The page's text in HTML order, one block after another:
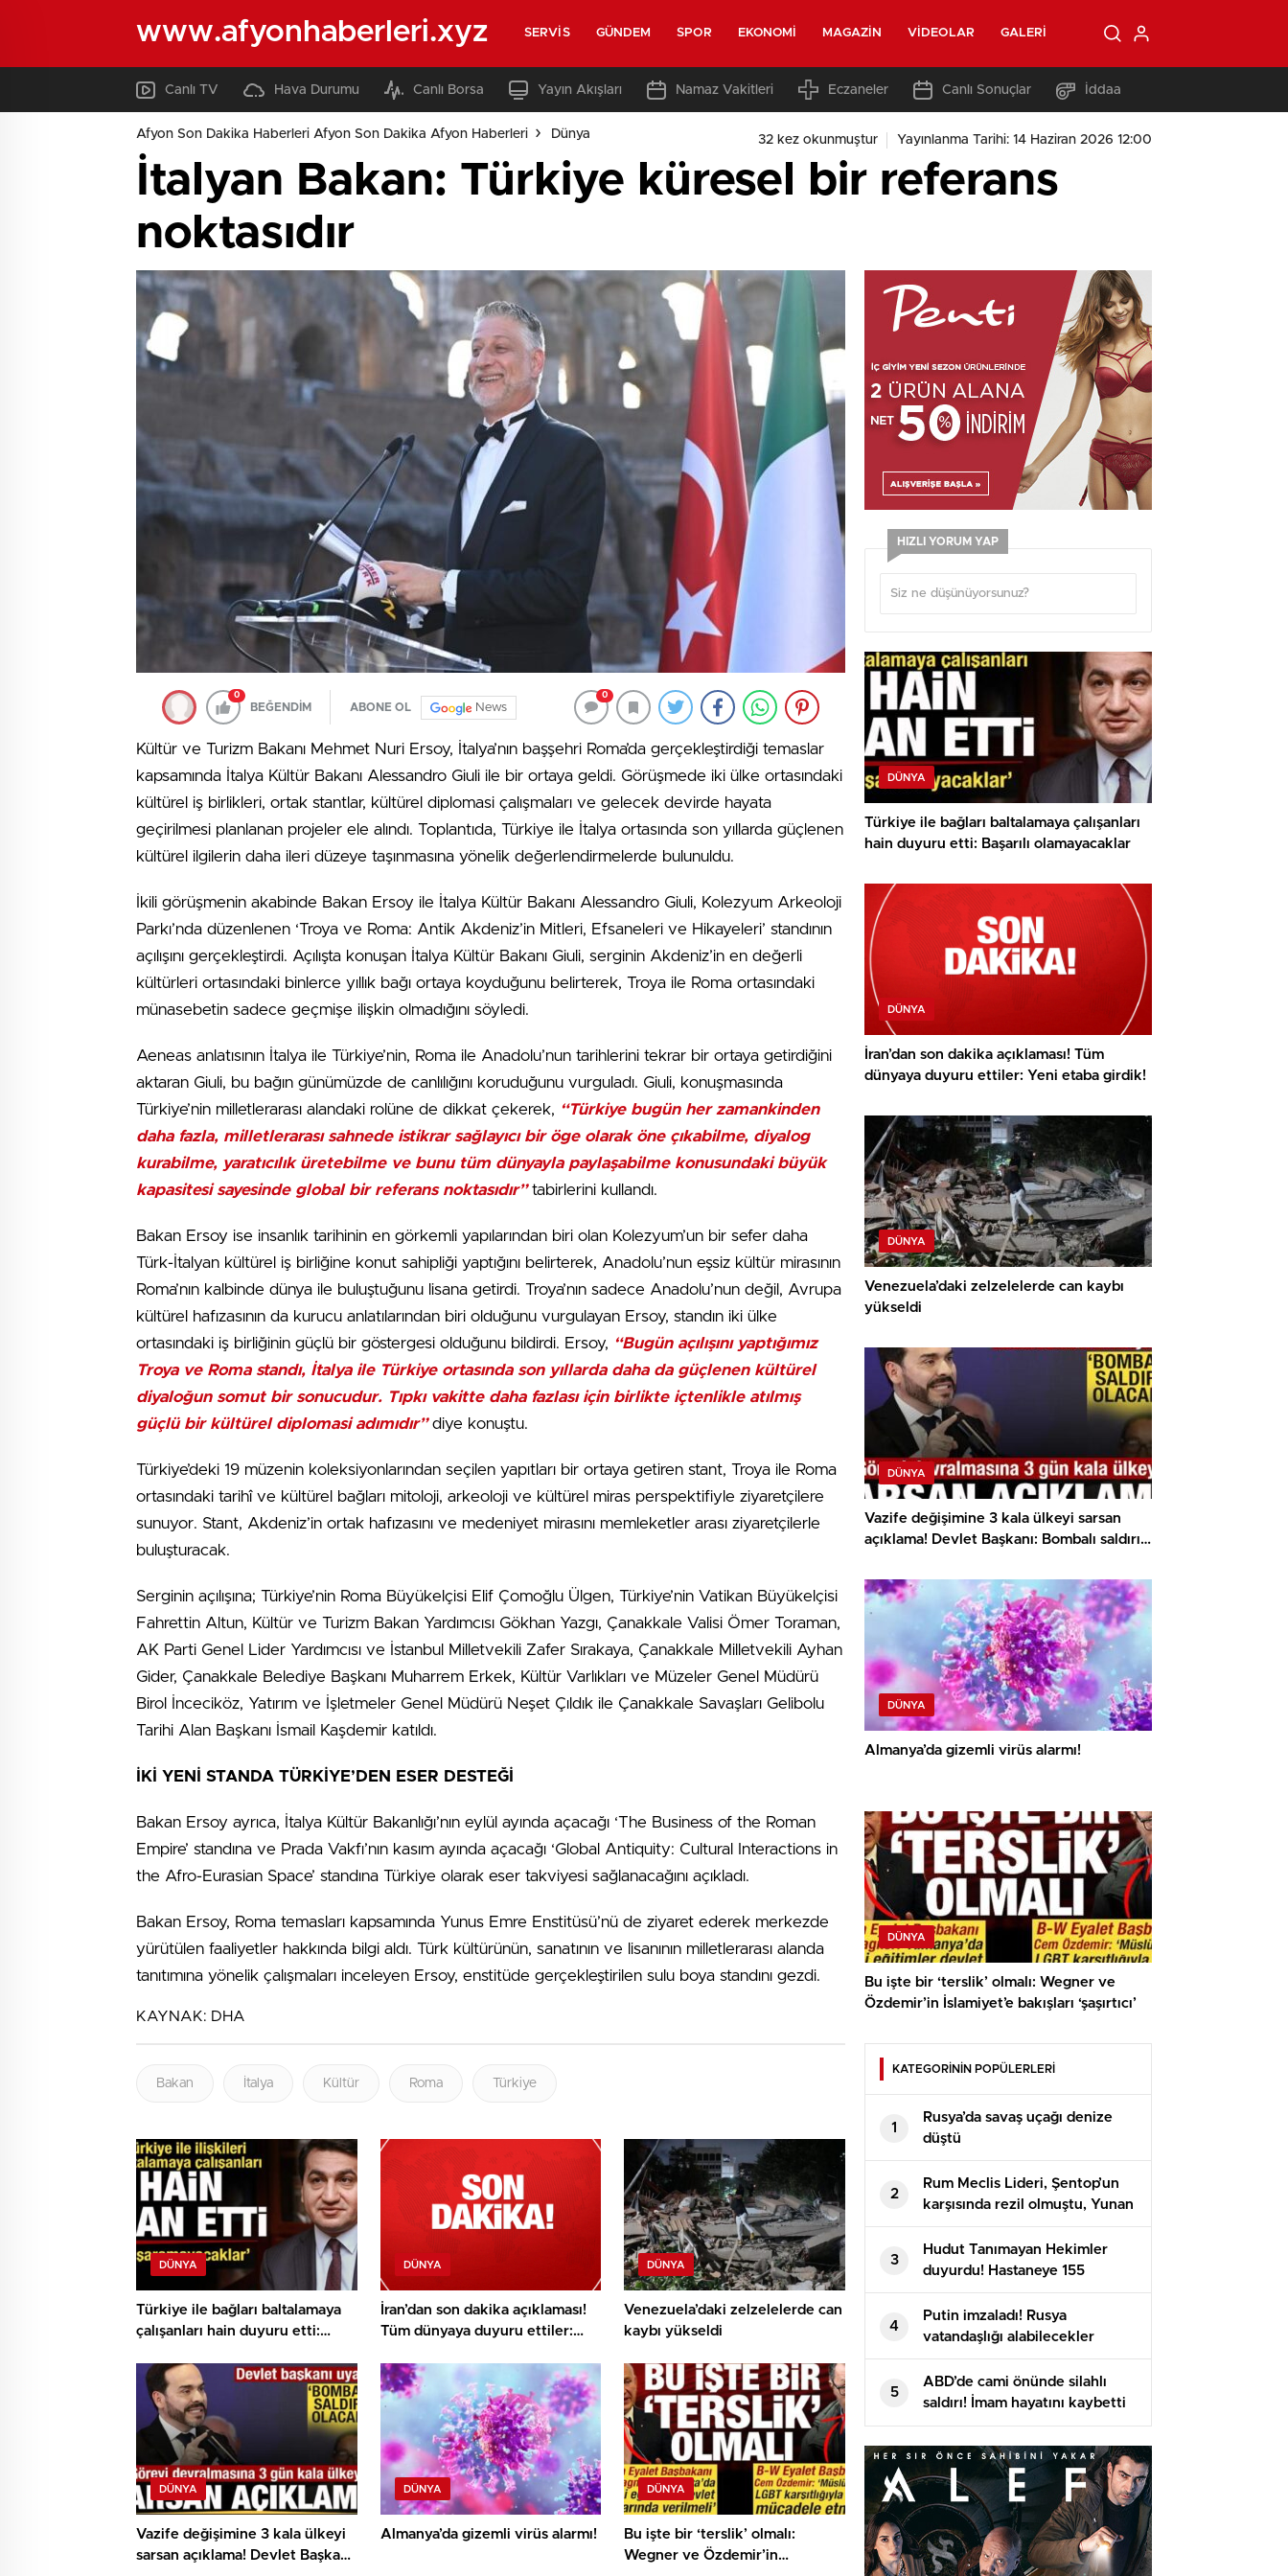
www.afyonhaberleri.xyz SERVIS GÜNDEM SPOR EKONOMI MAGAZIN VIDEOLAR GALERI
Canlı TV Hava Durumu Canlı Borsa Yayın Akışları Namaz Vakitleri Eczaneler Canlı Sonuçlar İddaa
Afyon Son Dakika Haberleri Afyon Son Dakika Afyon Haberleri Dünya 32 kez okunmuştur Yayınlanma Tarihi: 14 Haziran 2026 12:00
İtalyan Bakan: Türkiye küresel bir referans
noktasıdır
0
BEĞENDİM ABONE OL News
0
Kültür ve Turizm Bakanı Mehmet Nuri Ersoy, İtalya’nın başşehri Roma’da gerçekleştirdiği temaslar
kapsamında İtalya Kültür Bakanı Alessandro Giuli ile bir ortaya geldi. Görüşmede iki ülke ortasındaki
kültürel iş birlikleri, ortak stantlar, kültürel diplomasi çalışmaları ve gelecek devirde hayata
geçirilmesi planlanan projeler ele alındı. Toplantıda, Türkiye ile İtalya ortasında son yıllarda güçlenen
kültürel ilgilerin daha ileri düzeye taşınmasına yönelik değerlendirmelerde bulunuldu.
İkili görüşmenin akabinde Bakan Ersoy ile İtalya Kültür Bakanı Alessandro Giuli, Kolezyum Arkeoloji
Parkı’nda düzenlenen ‘Troya ve Roma: Antik Akdeniz’in Mitleri, Efsaneleri ve Hikayeleri’ standının
açılışını gerçekleştirdi. Açılışta konuşan İtalya Kültür Bakanı Giuli, serginin Akdeniz’in en değerli
kültürleri ortasındaki binlerce yıllık bağı ortaya koyduğunu belirterek, Troya ile Roma ortasındaki
münasebetin sadece geçmişe ilişkin olmadığını söyledi.
Aeneas anlatısının İtalya ile Türkiye’nin, Roma ile Anadolu’nun tarihlerini tekrar bir ortaya getirdiğini
aktaran Giuli, bu bağın günümüzde de canlılığını koruduğunu vurguladı. Giuli, konuşmasında
Türkiye’nin milletlerarası alandaki rolüne de dikkat çekerek, “Türkiye bugün her zamankinden
daha fazla, milletlerarası sahnede istikrar sağlayıcı bir öge olarak öne çıkabilme, diyalog
kurabilme, yaratıcılık üretebilme ve bunu tüm dünyayla paylaşabilme konusundaki büyük
kapasitesi sayesinde global bir referans noktasıdır”tabirlerini kullandı.
Bakan Ersoy ise insanlık tarihinin en görkemli yapılarından biri olan Kolezyum’un bir sefer daha
Türk-İtalyan kültürel iş birliğine konut sahipliği yaptığını belirterek, Anadolu’nun eşsiz kültür mirasının
Roma’nın kalbinde dünya ile buluştuğunu lisana getirdi. Troya’nın sadece Anadolu’nun değil, Avrupa
kültürel hafızasının da kurucu anlatılarından biri olduğunu vurgulayan Ersoy, standın iki ülke
ortasındaki iş birliğinin güçlü bir göstergesi olduğunu bildirdi. Ersoy, “Bugün açılışını yaptığımız
Troya ve Roma standı, İtalya ile Türkiye ortasında son yıllarda daha da güçlenen kültürel
diyaloğun somut bir sonucudur. Tıpkı vakitte daha fazlası için birlikte içtenlikle atılmış
güçlü bir kültürel diplomasi adımıdır”diye konuştu.
Türkiye’deki 19 müzenin koleksiyonlarından seçilen yapıtları bir ortaya getiren stant, Troya ile Roma
ortasındaki tarihî ve kültürel bağları mitoloji, arkeoloji ve kültürel miras perspektifiyle ziyaretçilere
sunuyor. Stant, Akdeniz’in ortak hafızasını ve medeniyet mirasını memleketler arası ziyaretçilerle
buluşturacak.
Serginin açılışına; Türkiye’nin Roma Büyükelçisi Elif Çomoğlu Ülgen, Türkiye’nin Vatikan Büyükelçisi
Fahrettin Altun, Kültür ve Turizm Bakan Yardımcısı Gökhan Yazgı, Çanakkale Valisi Ömer Toraman,
AK Parti Genel Lider Yardımcısı ve İstanbul Milletvekili Zafer Sırakaya, Çanakkale Milletvekili Ayhan
Gider, Çanakkale Belediye Başkanı Muharrem Erkek, Kültür Varlıkları ve Müzeler Genel Müdürü
Birol İnceciköz, Yatırım ve İşletmeler Genel Müdürü Neşet Çıldık ile Çanakkale Savaşları Gelibolu
Tarihi Alan Başkanı İsmail Kaşdemir katıldı.
İKİ YENİ STANDA TÜRKİYE’DEN ESER DESTEĞİ
Bakan Ersoy ayrıca, İtalya Kültür Bakanlığı’nın eylül ayında açacağı ‘The Business of the Roman
Empire’ standına ve Prada Vakfı’nın kasım ayında açacağı ‘Global Antiquity: Cultural Interactions in
the Afro-Eurasian Space’ standına Türkiye olarak eser takviyesi sağlanacağını açıkladı.
Bakan Ersoy, Roma temasları kapsamında Yunus Emre Enstitüsü’nü de ziyaret ederek merkezde
yürütülen faaliyetler hakkında bilgi aldı. Türk kültürünün, sanatının ve lisanının milletlerarası alanda
tanıtımına yönelik çalışmaları inceleyen Ersoy, enstitüde gerçekleştirilen sulu boya standını gezdi.
KAYNAK: DHA
Bakan İtalya Kültür Roma Türkiye
DÜNYA
Türkiye ile bağları baltalamaya
çalışanları hain duyuru etti:
DÜNYA
İran’dan son dakika açıklaması!
Tüm dünyaya duyuru ettiler:
DÜNYA
Venezuela’daki zelzelelerde can
kaybı yükseldi
DÜNYA
Vazife değişimine 3 kala ülkeyi
sarsan açıklama! Devlet Başkanı:
DÜNYA
Almanya’da gizemli virüs alarmı!
DÜNYA
Bu işte bir ‘terslik’ olmalı:
Wegner ve Özdemir’in
HIZLI YORUM YAP
DÜNYA
Türkiye ile bağları baltalamaya çalışanları
hain duyuru etti: Başarılı olamayacaklar
DÜNYA
İran’dan son dakika açıklaması! Tüm
dünyaya duyuru ettiler: Yeni etaba girdik!
DÜNYA
Venezuela’daki zelzelelerde can kaybı
yükseldi
DÜNYA
Vazife değişimine 3 kala ülkeyi sarsan
açıklama! Devlet Başkanı: Bombalı saldırı
DÜNYA
Almanya’da gizemli virüs alarmı!
DÜNYA
Bu işte bir ‘terslik’ olmalı: Wegner ve
Özdemir’in İslamiyet’e bakışları ‘şaşırtıcı’
KATEGORİNİN POPÜLERLERİ
1
Rusya’da savaş uçağı denize
düştü
2
Rum Meclis Lideri, Şentop’un
karşısında rezil olmuştu, Yunan
basını isyan etti
3
Hudut Tanımayan Hekimler
duyurdu! Hastaneye 155
meyyit, 357 yaralı getirildi
4
Putin imzaladı! Rusya
vatandaşlığı alabilecekler
5
ABD’de cami önünde silahlı
saldırı! İmam hayatını kaybetti